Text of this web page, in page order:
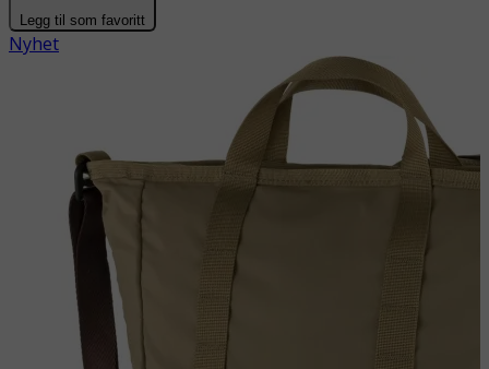
Legg til som favoritt
Nyhet